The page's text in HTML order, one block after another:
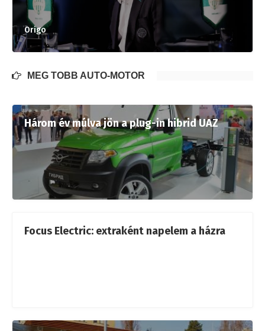
Origo
MÉG TÖBB AUTÓ-MOTOR
Három év múlva jön a plug-in hibrid UAZ
Focus Electric: extraként napelem a házra